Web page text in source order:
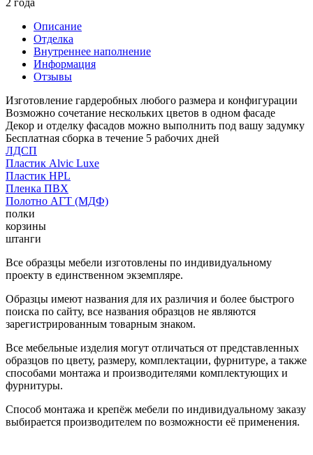
Описание
Отделка
Внутреннее наполнение
Информация
Отзывы
Изготовление гардеробных любого размера и конфигурации
Возможно сочетание нескольких цветов в одном фасаде
Декор и отделку фасадов можно выполнить под вашу задумку
Бесплатная сборка в течение 5 рабочих дней
ЛДСП
Пластик Alvic Luxe
Пластик HPL
Пленка ПВХ
Полотно АГТ (МДФ)
полки
корзины
штанги
Все образцы мебели изготовлены по индивидуальному
проекту в единственном экземпляре.
Образцы имеют названия для их различия и более быстрого
поиска по сайту, все названия образцов не являются
зарегистрированным товарным знаком.
Все мебельные изделия могут отличаться от представленных
образцов по цвету, размеру, комплектации, фурнитуре, а также
способами монтажа и производителями комплектующих и
фурнитуры.
Способ монтажа и крепёж мебели по индивидуальному заказу
выбирается производителем по возможности её применения.